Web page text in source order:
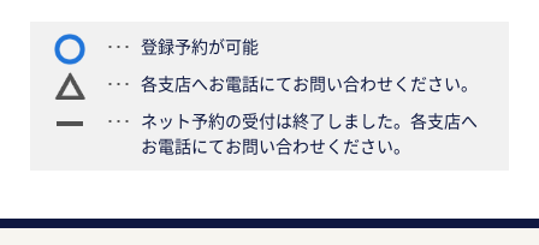
登録予約が可能
各支店へお電話にてお問い合わせください。
ネット予約の受付は終了しました。各支店へ
お電話にてお問い合わせください。